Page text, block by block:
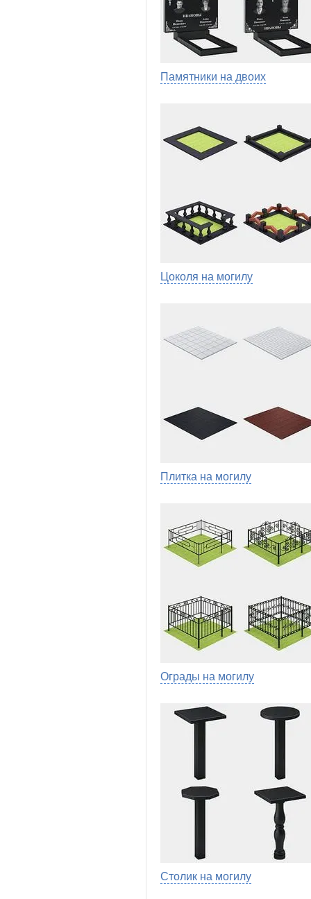
Памятники на двоих
Цоколя на могилу
Плитка на могилу
Ограды на могилу
Столик на могилу